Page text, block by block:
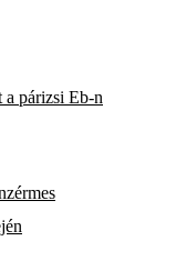
a párizsi Eb-n